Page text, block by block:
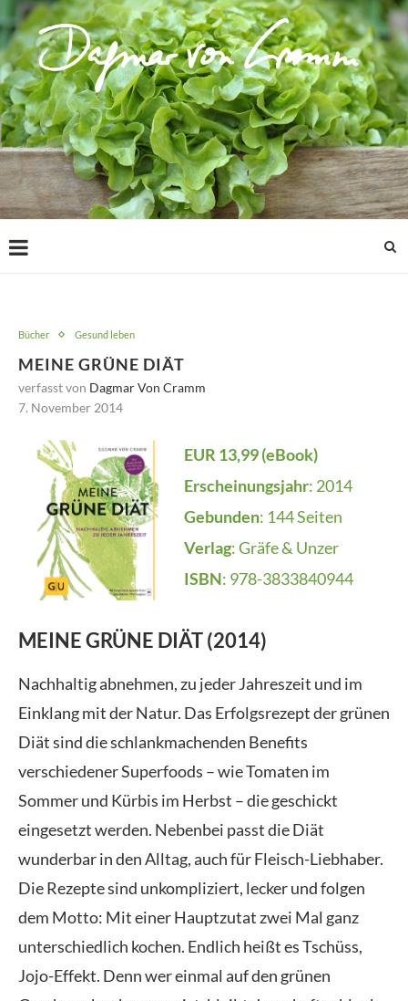
Bücher Gesund leben
MEINE GRÜNE DIÄT
verfasst von Dagmar Von Cramm
7. November 2014
EUR 13,99 (eBook)
Erscheinungsjahr: 2014
Gebunden: 144 Seiten
Verlag: Gräfe & Unzer
ISBN: 978-3833840944
MEINE GRÜNE DIÄT (2014)
Nachhaltig abnehmen, zu jeder Jahreszeit und im
Einklang mit der Natur. Das Erfolgsrezept der grünen
Diät sind die schlankmachenden Benefits
verschiedener Superfoods – wie Tomaten im
Sommer und Kürbis im Herbst – die geschickt
eingesetzt werden. Nebenbei passt die Diät
wunderbar in den Alltag, auch für Fleisch-Liebhaber.
Die Rezepte sind unkompliziert, lecker und folgen
dem Motto: Mit einer Hauptzutat zwei Mal ganz
unterschiedlich kochen. Endlich heißt es Tschüss,
Jojo-Effekt. Denn wer einmal auf den grünen